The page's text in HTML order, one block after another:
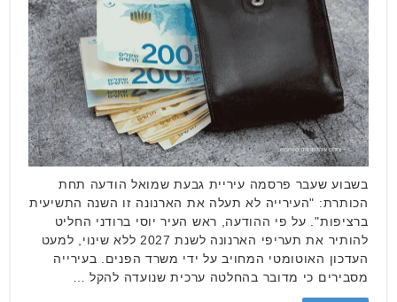
בשבוע שעבר פרסמה עיריית גבעת שמואל הודעה תחת
הכותרת: "העירייה לא תעלה את הארנונה זו השנה התשיעית
ברציפות". על פי ההודעה, ראש העיר יוסי ברודני החליט
להותיר את תעריפי הארנונה לשנת 2027 ללא שינוי, למעט
העדכון האוטומטי המחויב על ידי משרד הפנים. בעירייה
מסבירים כי מדובר בהחלטה ערכית שנועדה להקל …